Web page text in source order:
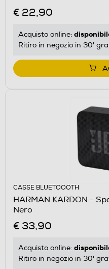
€ 22,90
Acquisto online:
Ritiro in negozio in 30'
CASSE BLUETOOOTH
HARMAN KARDON -
Nero
€ 33,90
Acquisto online:
Ritiro in negozio in 30'